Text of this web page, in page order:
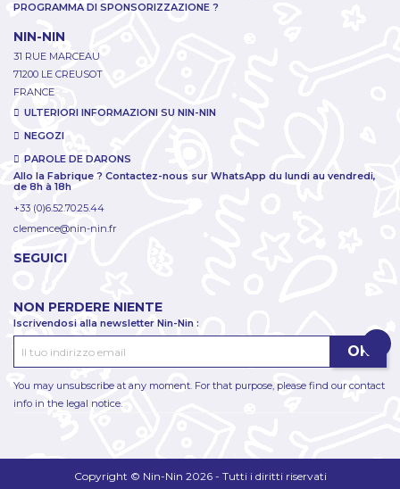
PROGRAMMA DI SPONSORIZZAZIONE ?
NIN-NIN
31 RUE MARCEAU
71200 LE CREUSOT
FRANCE
ULTERIORI INFORMAZIONI SU NIN-NIN
NEGOZI
PAROLE DE DARONS
Allo la Fabrique ? Contactez-nous sur WhatsApp du lundi au vendredi,
de 8h à 18h
+33 (0)6.52.70.25.44
clemence@nin-nin.fr
SEGUICI
NON PERDERE NIENTE
Iscrivendosi alla newsletter Nin-Nin :
You may unsubscribe at any moment. For that purpose, please find our contact
info in the legal notice.
Copyright © Nin-Nin 2026 - Tutti i diritti riservati